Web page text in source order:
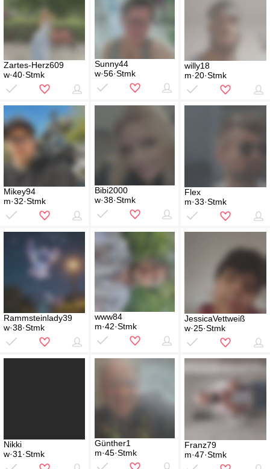
Zartes-Herz609
w·40·Stmk
Sunny44
w·56·Stmk
willy18
m·20·Stmk
Mikey94
m·32·Stmk
Bibi2000
w·38·Stmk
Flex
m·33·Stmk
Rammsteinlady39
w·38·Stmk
www84
m·42·Stmk
JessicaVettweiß
w·25·Stmk
Nikki
w·31·Stmk
Günther1
m·45·Stmk
Franz79
m·47·Stmk